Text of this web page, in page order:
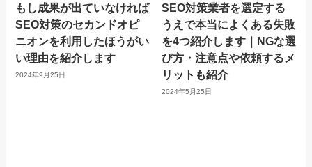
もし成果が出ていなければ
SEO対策のセカンドオピ
ニオンを利用したほうがい
い理由を紹介します
2024年9月25日
SEO対策業者を選定する
うえで本当によくある失敗
を4つ紹介します｜NGな選
び方・注意点や依頼するメ
リットも紹介
2024年5月25日